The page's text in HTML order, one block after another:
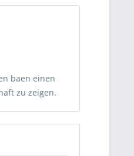
baen einen
zu zeigen.